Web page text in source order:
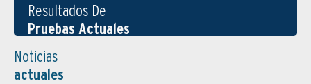
Resultados De
Pruebas Actuales
Noticias
actuales